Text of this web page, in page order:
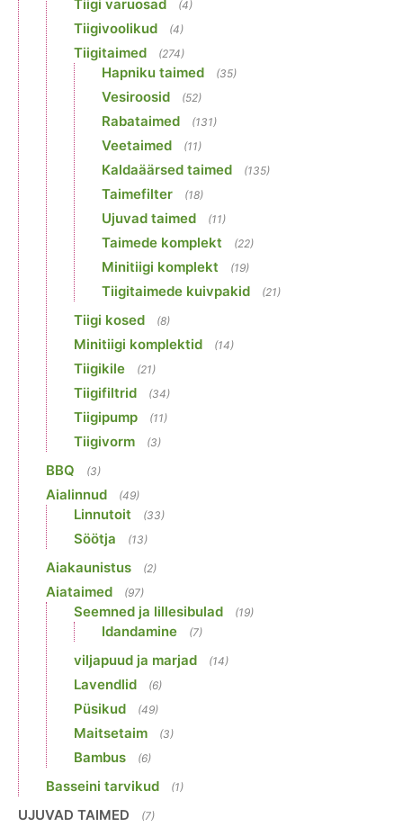
Tiigi varuosad (4)
Tiigivoolikud (4)
Tiigitaimed (274)
Hapniku taimed (35)
Vesiroosid (52)
Rabataimed (131)
Veetaimed (11)
Kaldaäärsed taimed (135)
Taimefilter (18)
Ujuvad taimed (11)
Taimede komplekt (22)
Minitiigi komplekt (19)
Tiigitaimede kuivpakid (21)
Tiigi kosed (8)
Minitiigi komplektid (14)
Tiigikile (21)
Tiigifiltrid (34)
Tiigipump (11)
Tiigivorm (3)
BBQ (3)
Aialinnud (49)
Linnutoit (33)
Söötja (13)
Aiakaunistus (2)
Aiataimed (97)
Seemned ja lillesibulad (19)
Idandamine (7)
viljapuud ja marjad (14)
Lavendlid (6)
Püsikud (49)
Maitsetaim (3)
Bambus (6)
Basseini tarvikud (1)
UJUVAD TAIMED (7)